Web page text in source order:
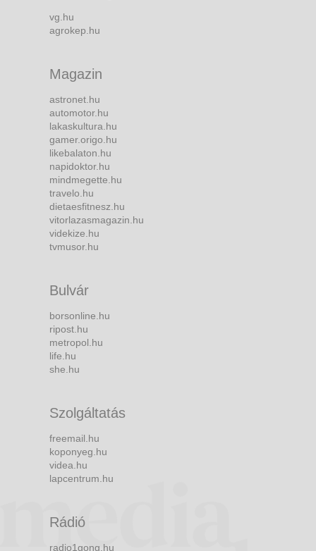
vg.hu
agrokep.hu
Magazin
astronet.hu
automotor.hu
lakaskultura.hu
gamer.origo.hu
likebalaton.hu
napidoktor.hu
mindmegette.hu
travelo.hu
dietaesfitnesz.hu
vitorlazasmagazin.hu
videkize.hu
tvmusor.hu
Bulvár
borsonline.hu
ripost.hu
metropol.hu
life.hu
she.hu
Szolgáltatás
freemail.hu
koponyeg.hu
videa.hu
lapcentrum.hu
Rádió
radio1gong.hu